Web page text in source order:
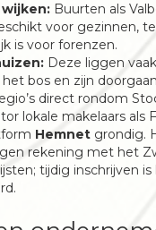
Buurten als
voor gezinnen,
is voor forenzen.
Deze liggen
bos en zijn
direct rondom
lokale makelaars als
Hemnet grondig.
rekening met het
tijdig inschrijven